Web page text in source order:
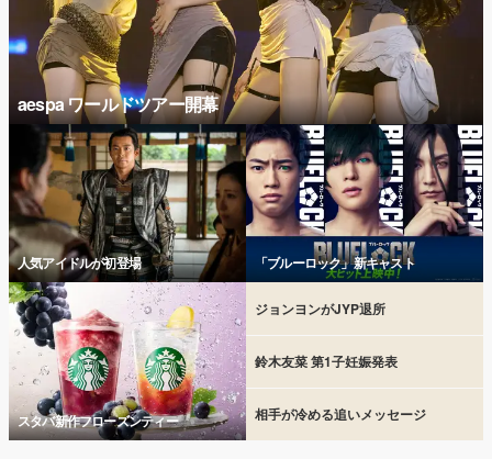
aespa ワールドツアー開幕
人気アイドルが初登場 「ブルーロック」新キャスト
スタバ新作フローズンティー
ジョンヨンがJYP退所
鈴木友菜 第1子妊娠発表
相手が冷める追いメッセージ